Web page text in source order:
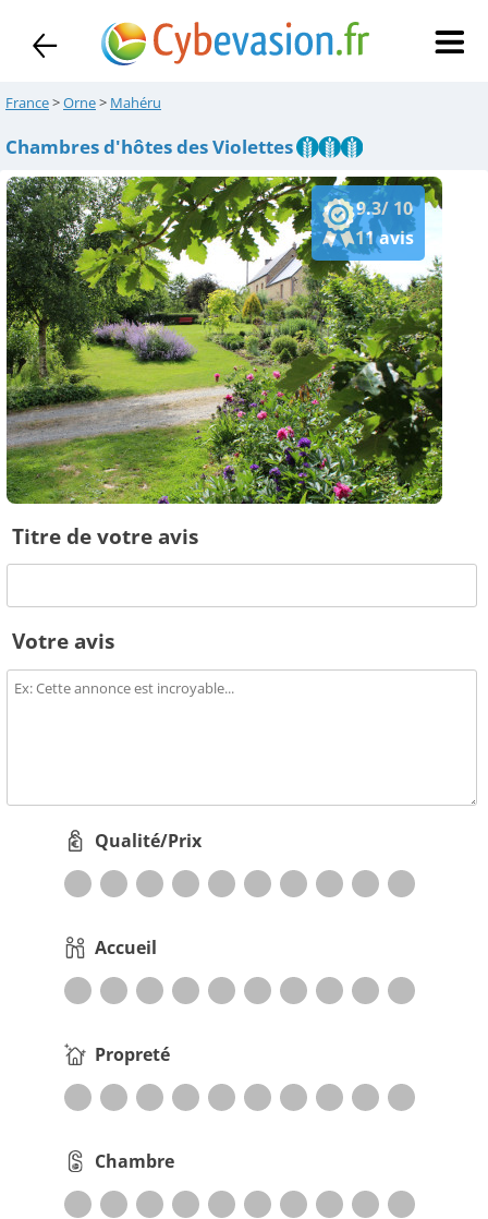
France>Orne> Mahéru
Chambres d'hôtes des Violettes
9.3/ 10
11 avis
Titre de votre avis
Votre avis
Qualité/Prix
Accueil
Propreté
Chambre